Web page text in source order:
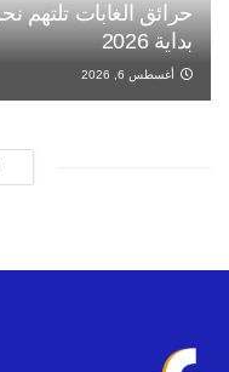
بداية 2026
أغسطس 6, 2026